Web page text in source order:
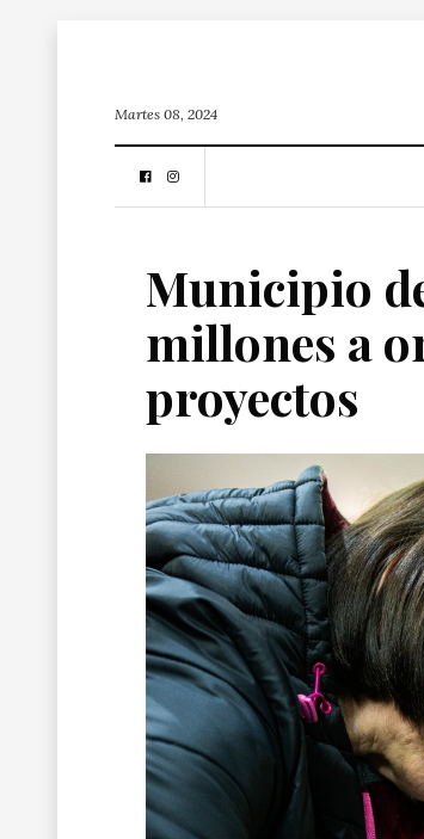
Martes 08, 2024
Municipio
millones a
proyectos